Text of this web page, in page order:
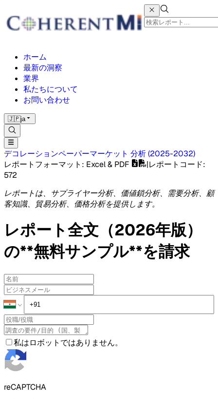
ホーム
最新の洞察
業界
私たちについて
お問い合わせ
🇯🇵ja
デコレーションペーパーマーケット 分析(2025-2032)
レポートフォーマット : Excel & PDF |レポートコード:
572
レポートは、サプライヤー分析、価値鎖分析、需要分析、顧
客知識、貿易分析、価格分析を提供します。
レポート全文（2026年版）
の**無料サンプル**を請求
私はロボットではありません。
reCAPTCHA